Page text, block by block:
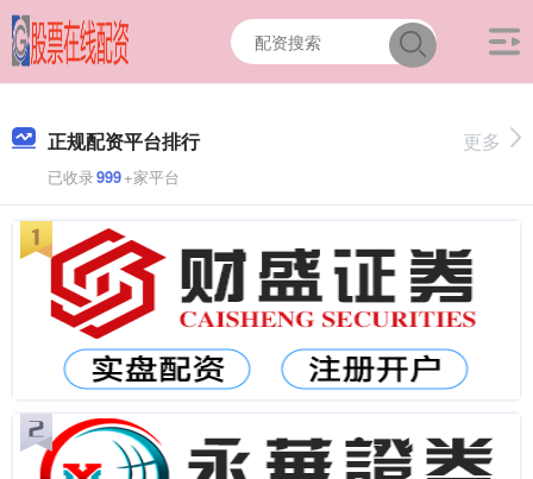
正规配资平台排行
已收录999+家平台
更多